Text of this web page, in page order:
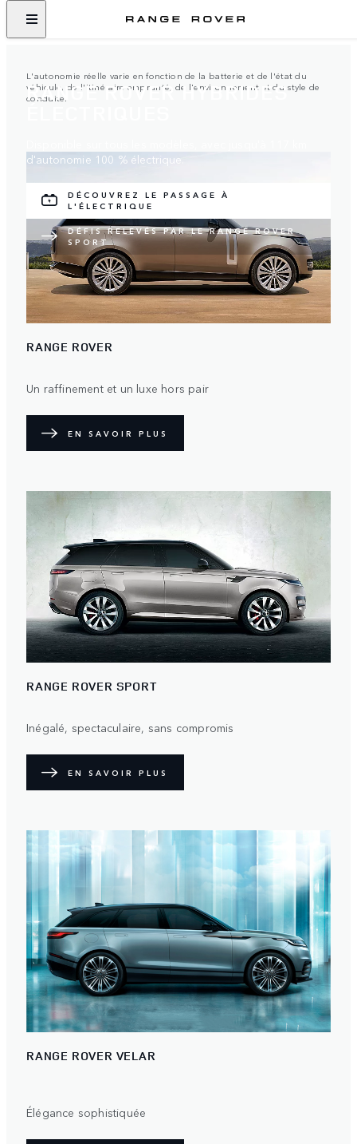
RANGE ROVER HYBRIDES
d'autonomie 100 % électrique.
DÉCOUVREZ LE PASSAGE À
L'ÉLECTRIQUE
DÉFIS RELEVÉS PAR LE RANGE ROVER
SPORT
L'autonomie réelle varie en fonction de la batterie et de l'état du
véhicule, de l'itinéraire emprunté, de l'environnement et du style de
conduite.
RANGE ROVER
Un raffinement et un luxe hors pair
EN SAVOIR PLUS
RANGE ROVER SPORT
Inégalé, spectaculaire, sans compromis
EN SAVOIR PLUS
RANGE ROVER VELAR
Élégance sophistiquée